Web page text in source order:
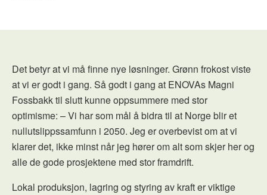
Det betyr at vi må finne nye løsninger. Grønn frokost viste
at vi er godt i gang. Så godt i gang at ENOVAs Magni
Fossbakk til slutt kunne oppsummere med stor
optimisme: – Vi har som mål å bidra til at Norge blir et
nullutslippssamfunn i 2050. Jeg er overbevist om at vi
klarer det, ikke minst når jeg hører om alt som skjer her og
alle de gode prosjektene med stor framdrift.
Lokal produksjon, lagring og styring av kraft er viktige